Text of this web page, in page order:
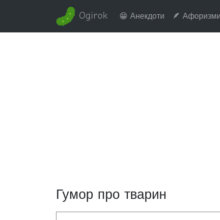
Ogirok 😁 Анекдоти 🪶 Афоризми
Гумор про тварин